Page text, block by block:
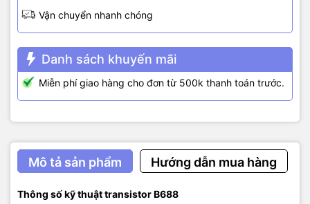
Vận chuyển nhanh chóng
Danh sách khuyến mãi
Miễn phí giao hàng cho đơn từ 500k thanh toán trước.
Mô tả sản phẩm Hướng dẫn mua hàng
Thông số kỹ thuật transistor B688